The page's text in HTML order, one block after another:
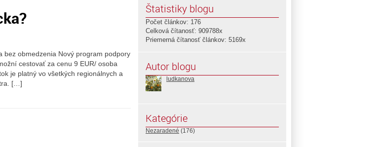
bez obmedzenia Nový program podpory
cestovať za cenu 9 EUR/ osoba
je platný vo všetkých regionálnych a
[…]
Štatistiky blogu
Počet článkov: 176
Celková čítanosť: 909788x
Priemerná čítanosť článkov: 5169x
Autor blogu
ludkanova
Kategórie
Nezaradené (176)